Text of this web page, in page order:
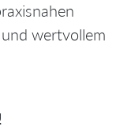
wertvollem